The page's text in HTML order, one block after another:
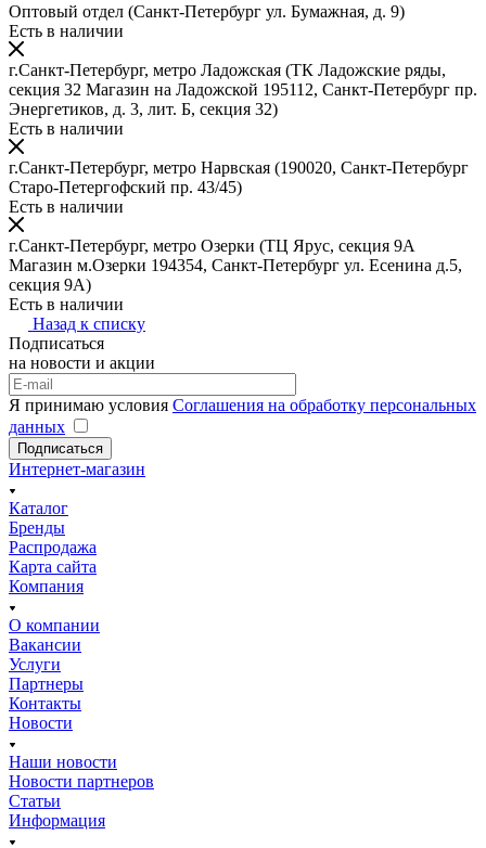
Оптовый отдел (Санкт-Петербург ул. Бумажная, д. 9)
Есть в наличии
г.Санкт-Петербург, метро Ладожская (ТК Ладожские ряды,
секция 32 Магазин на Ладожской 195112, Санкт-Петербург пр.
Энергетиков, д. 3, лит. Б, секция 32)
Есть в наличии
г.Санкт-Петербург, метро Нарвская (190020, Санкт-Петербург
Старо-Петергофский пр. 43/45)
Есть в наличии
г.Санкт-Петербург, метро Озерки (ТЦ Ярус, секция 9А
Магазин м.Озерки 194354, Санкт-Петербург ул. Есенина д.5,
секция 9А)
Есть в наличии
Назад к списку
Подписаться
на новости и акции
Я принимаю условия Соглашения на обработку персональных
данных
Подписаться
Интернет-магазин
Каталог
Бренды
Распродажа
Карта сайта
Компания
О компании
Вакансии
Услуги
Партнеры
Контакты
Новости
Наши новости
Новости партнеров
Статьи
Информация